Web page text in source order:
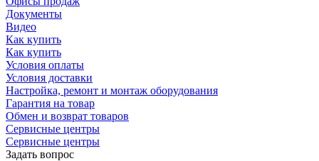
Документы
Видео
Как купить
Как купить
Условия оплаты
Условия доставки
Настройка, ремонт и монтаж оборудования
Гарантия на товар
Обмен и возврат товаров
Сервисные центры
Сервисные центры
Задать вопрос